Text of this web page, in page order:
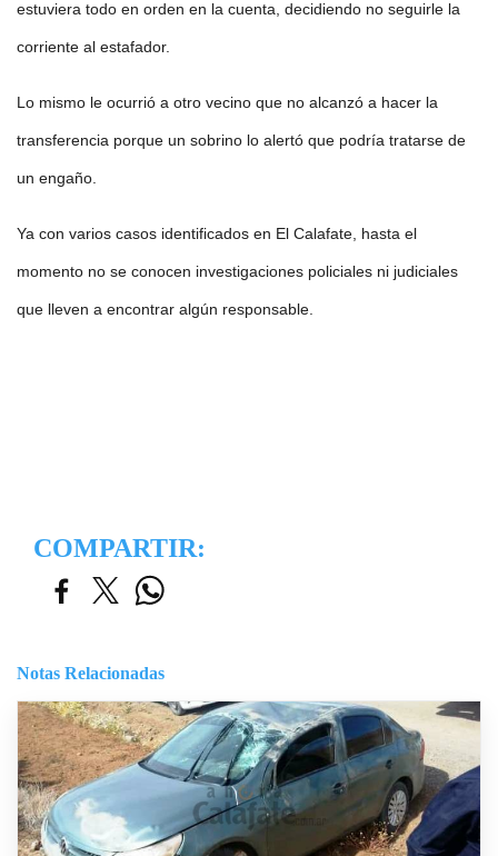
estuviera todo en orden en la cuenta, decidiendo no seguirle la
corriente al estafador.
Lo mismo le ocurrió a otro vecino que no alcanzó a hacer la
transferencia porque un sobrino lo alertó que podría tratarse de
un engaño.
Ya con varios casos identificados en El Calafate, hasta el
momento no se conocen investigaciones policiales ni judiciales
que lleven a encontrar algún responsable.
COMPARTIR:
Notas Relacionadas